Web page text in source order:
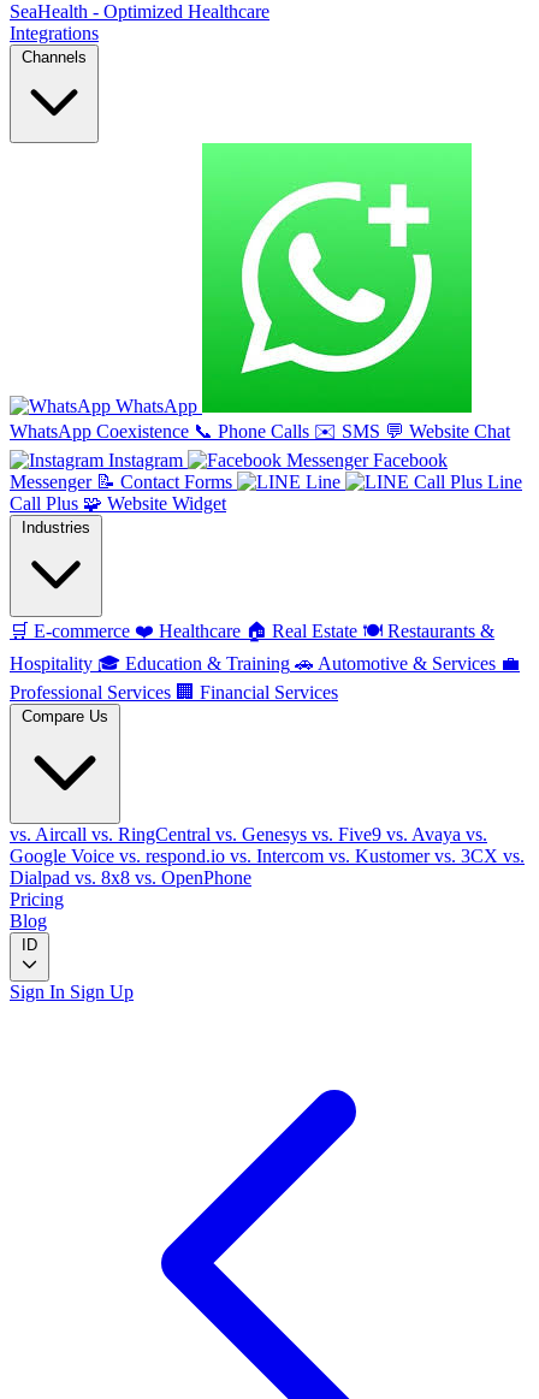
SeaHealth - Optimized Healthcare
Integrations
Channels
WhatsApp
WhatsApp Coexistence 📞 Phone Calls ✉️ SMS 💬 Website Chat
Instagram
Facebook
Messenger 📝 Contact Forms Line
Line
Call Plus 🧩 Website Widget
Industries
🛒 E-commerce ❤️ Healthcare 🏠 Real Estate 🍽️ Restaurants &
Hospitality 🎓 Education & Training 🚗 Automotive & Services 💼
Professional Services 🏢 Financial Services
Compare Us
vs. Aircall vs. RingCentral vs. Genesys vs. Five9 vs. Avaya vs.
Google Voice vs. respond.io vs. Intercom vs. Kustomervs. 3CX vs.
Dialpad vs. 8x8 vs. OpenPhone
Pricing
Blog
ID
Sign In Sign Up